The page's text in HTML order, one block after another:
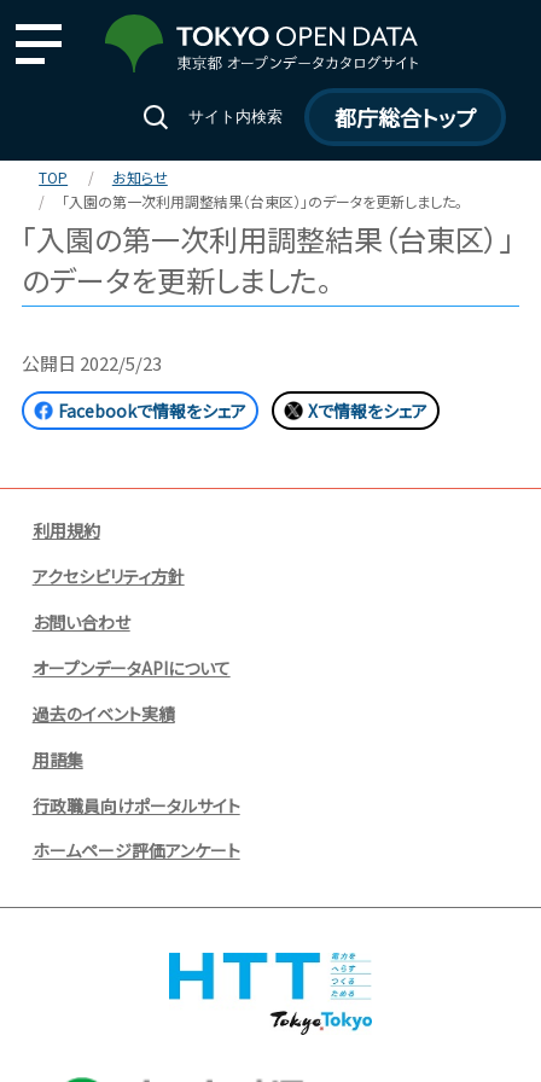
サイト内検索 都庁総合トップ
TOP
お知らせ
「入園の第一次利用調整結果（台東区）」のデータを更新しました。
「入園の第一次利用調整結果（台東区）」
のデータを更新しました。
公開日 2022/5/23
Facebookで情報をシェア Xで情報をシェア
利用規約
アクセシビリティ方針
お問い合わせ
オープンデータAPIについて
過去のイベント実績
用語集
行政職員向けポータルサイト
ホームページ評価アンケート